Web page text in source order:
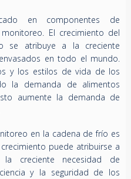
en componentes de
El crecimiento del
se atribuye a la creciente
​​en todo el mundo.
y los estilos de vida de los
la demanda de alimentos
aumente la demanda de
en la cadena de frío es
puede atribuirse a
creciente necesidad de
y la seguridad de los